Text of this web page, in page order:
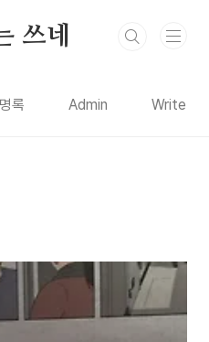
쓰네
록 Admin Write